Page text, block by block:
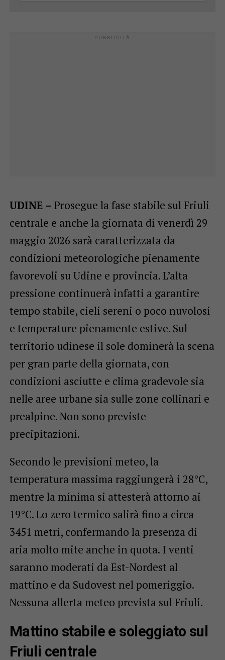
UDINE – Prosegue la fase stabile sul Friuli
centrale e anche la giornata di venerdì 29
maggio 2026 sarà caratterizzata da
condizioni meteorologiche pienamente
favorevoli su Udine e provincia. L’alta
pressione continuerà infatti a garantire
tempo stabile, cieli sereni o poco nuvolosi
e temperature pienamente estive. Sul
territorio udinese il sole dominerà la scena
per gran parte della giornata, con
condizioni asciutte e clima gradevole sia
nelle aree urbane sia sulle zone collinari e
prealpine. Non sono previste
precipitazioni.
Secondo le previsioni meteo, la
temperatura massima raggiungerà i 28°C,
mentre la minima si attesterà attorno ai
19°C. Lo zero termico salirà fino a circa
3451 metri, confermando la presenza di
aria molto mite anche in quota. I venti
saranno moderati da Est-Nordest al
mattino e da Sudovest nel pomeriggio.
Nessuna allerta meteo prevista sul Friuli.
Mattino stabile e soleggiato sul
Friuli centrale